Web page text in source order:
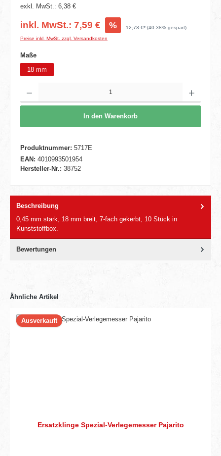
exkl. MwSt.: 6,38 €
inkl. MwSt.: 7,59 € % 12,73 €*(40.38% gespart)
Preise inkl. MwSt. zzgl. Versandkosten
Maßeauswählen
18 mm
In den Warenkorb
Produktnummer: 5717E
EAN: 4010993501954
Hersteller-Nr.: 38752
Beschreibung
0,45 mm stark, 18 mm breit, 7-fach gekerbt, 10 Stück in
Kunststoffbox.
Bewertungen
Ähnliche Artikel
Ausverkauft
Ersatzklinge Spezial-Verlegemesser Pajarito